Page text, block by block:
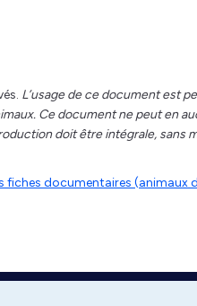
L’usage de ce document est
Ce document ne peut en
doit être intégrale,
fiches documentaires (animaux